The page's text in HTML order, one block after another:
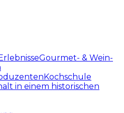
Gourmet- & Wein-
Kochschule
in einem historischen